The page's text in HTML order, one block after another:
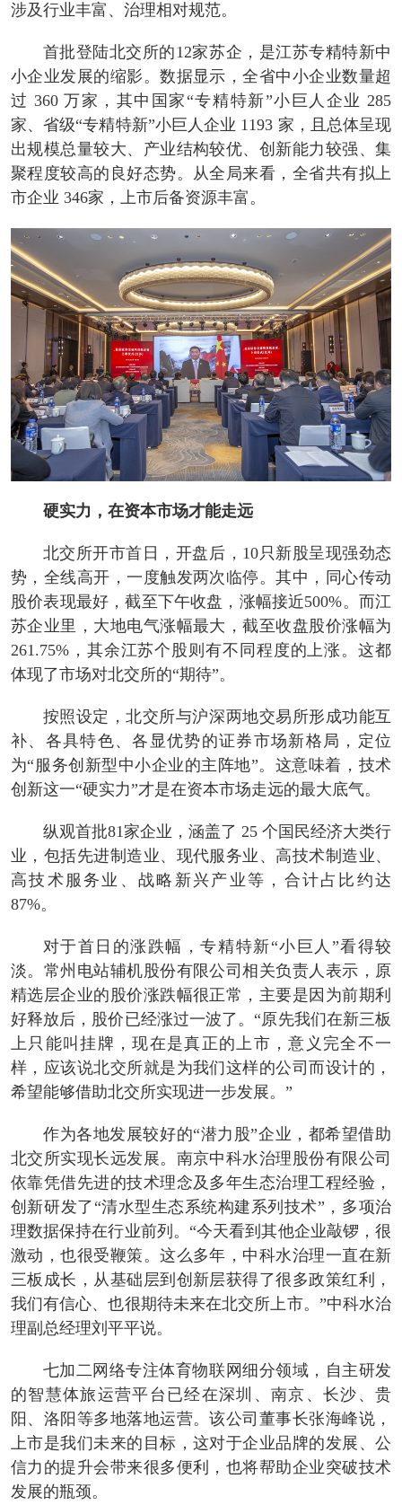
涉及行业丰富、治理相对规范。
首批登陆北交所的12家苏企，是江苏专精特新中
小企业发展的缩影。数据显示，全省中小企业数量超
过 360 万家，其中国家“专精特新”小巨人企业 285
家、省级“专精特新”小巨人企业 1193 家，且总体呈现
出规模总量较大、产业结构较优、创新能力较强、集
聚程度较高的良好态势。从全局来看，全省共有拟上
市企业 346家，上市后备资源丰富。
硬实力，在资本市场才能走远
北交所开市首日，开盘后，10只新股呈现强劲态
势，全线高开，一度触发两次临停。其中，同心传动
股价表现最好，截至下午收盘，涨幅接近500%。而江
苏企业里，大地电气涨幅最大，截至收盘股价涨幅为
261.75%，其余江苏个股则有不同程度的上涨。这都
体现了市场对北交所的“期待”。
按照设定，北交所与沪深两地交易所形成功能互
补、各具特色、各显优势的证券市场新格局，定位
为“服务创新型中小企业的主阵地”。这意味着，技术
创新这一“硬实力”才是在资本市场走远的最大底气。
纵观首批81家企业，涵盖了 25 个国民经济大类行
业，包括先进制造业、现代服务业、高技术制造业、
高技术服务业、战略新兴产业等，合计占比约达
87%。
对于首日的涨跌幅，专精特新“小巨人”看得较
淡。常州电站辅机股份有限公司相关负责人表示，原
精选层企业的股价涨跌幅很正常，主要是因为前期利
好释放后，股价已经涨过一波了。“原先我们在新三板
上只能叫挂牌，现在是真正的上市，意义完全不一
样，应该说北交所就是为我们这样的公司而设计的，
希望能够借助北交所实现进一步发展。”
作为各地发展较好的“潜力股”企业，都希望借助
北交所实现长远发展。南京中科水治理股份有限公司
依靠凭借先进的技术理念及多年生态治理工程经验，
创新研发了“清水型生态系统构建系列技术”，多项治
理数据保持在行业前列。“今天看到其他企业敲锣，很
激动，也很受鞭策。这么多年，中科水治理一直在新
三板成长，从基础层到创新层获得了很多政策红利，
我们有信心、也很期待未来在北交所上市。”中科水治
理副总经理刘平平说。
七加二网络专注体育物联网细分领域，自主研发
的智慧体旅运营平台已经在深圳、南京、长沙、贵
阳、洛阳等多地落地运营。该公司董事长张海峰说，
上市是我们未来的目标，这对于企业品牌的发展、公
信力的提升会带来很多便利，也将帮助企业突破技术
发展的瓶颈。